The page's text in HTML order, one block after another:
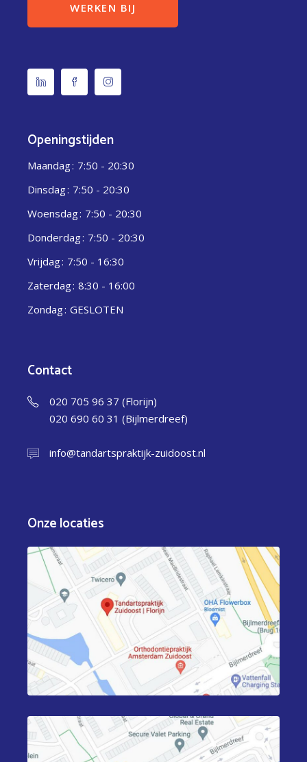
WERKEN BIJ
Openingstijden
Maandag 7:50 - 20:30
Dinsdag 7:50 - 20:30
Woensdag 7:50 - 20:30
Donderdag 7:50 - 20:30
Vrijdag 7:50 - 16:30
Zaterdag 8:30 - 16:00
Zondag GESLOTEN
Contact
020 705 96 37 (Florijn)
020 690 60 31 (Bijlmerdreef)
info@tandartspraktijk-zuidoost.nl
Onze locaties